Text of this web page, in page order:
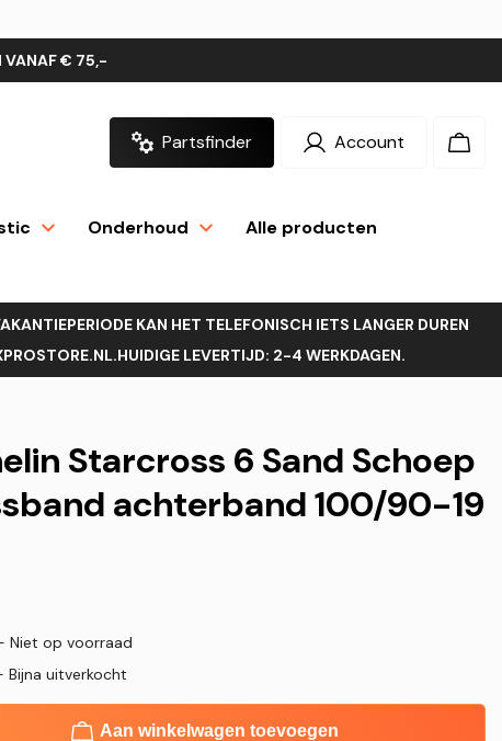
VANAF € 75,-
Partsfinder Account
Inloggen
Onderhoud Alle producten
KAN HET TELEFONISCH IETS LANGER DUREN
LEVERTIJD: 2-4 WERKDAGEN.
Starcross 6 Sand Schoep
achterband 100/90-19
Niet op voorraad
Bijna uitverkocht
Aan winkelwagen toevoegen